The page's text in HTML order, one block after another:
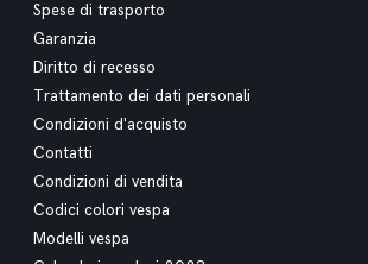
Spese di trasporto
Garanzia
Diritto di recesso
Trattamento dei dati personali
Condizioni d'acquisto
Contatti
Condizioni di vendita
Codici colori vespa
Modelli vespa